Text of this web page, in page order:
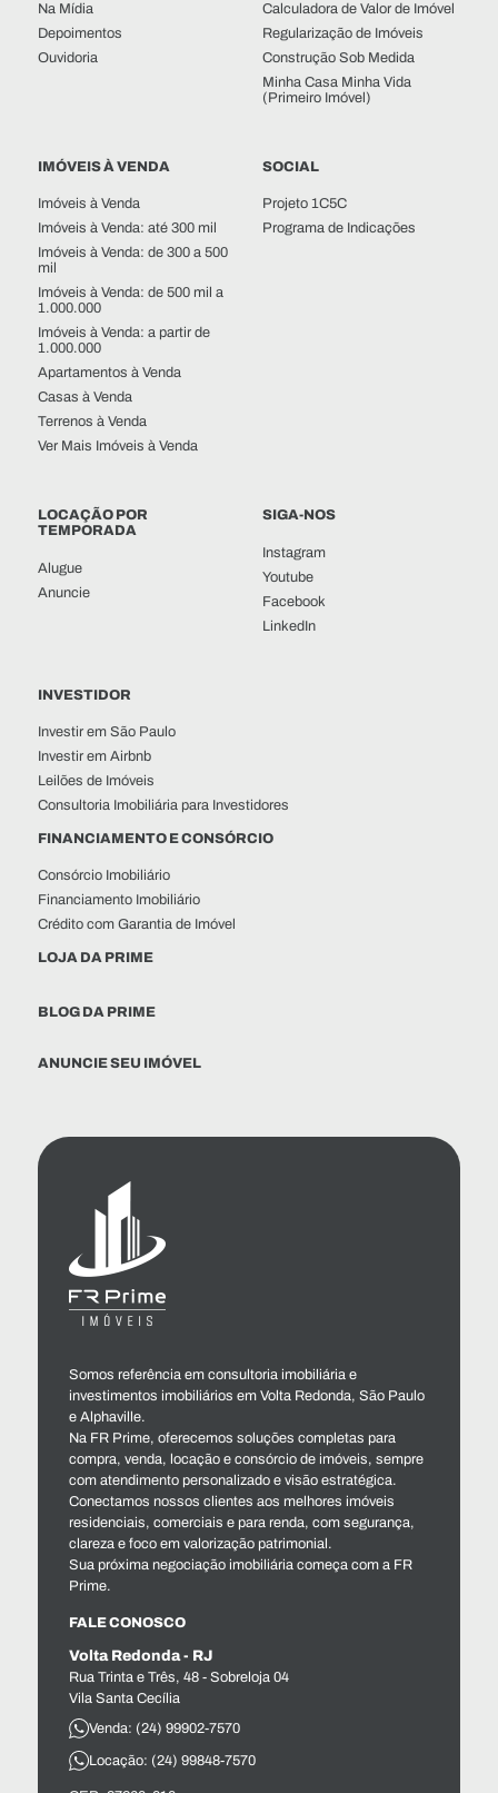
Na Mídia
Depoimentos
Ouvidoria
Calculadora de Valor de Imóvel
Regularização de Imóveis
Construção Sob Medida
Minha Casa Minha Vida
(Primeiro Imóvel)
IMÓVEIS À VENDA
Imóveis à Venda
Imóveis à Venda: até 300 mil
Imóveis à Venda: de 300 a 500
mil
Imóveis à Venda: de 500 mil a
1.000.000
Imóveis à Venda: a partir de
1.000.000
Apartamentos à Venda
Casas à Venda
Terrenos à Venda
Ver Mais Imóveis à Venda
SOCIAL
Projeto 1C5C
Programa de Indicações
LOCAÇÃO POR
TEMPORADA
Alugue
Anuncie
SIGA-NOS
Instagram
Youtube
Facebook
LinkedIn
INVESTIDOR
Investir em São Paulo
Investir em Airbnb
Leilões de Imóveis
Consultoria Imobiliária para Investidores
FINANCIAMENTO E CONSÓRCIO
Consórcio Imobiliário
Financiamento Imobiliário
Crédito com Garantia de Imóvel
LOJA DA PRIME
BLOG DA PRIME
ANUNCIE SEU IMÓVEL
Somos referência em consultoria imobiliária e
investimentos imobiliários em Volta Redonda, São Paulo
e Alphaville.
Na FR Prime, oferecemos soluções completas para
compra, venda, locação e consórcio de imóveis, sempre
com atendimento personalizado e visão estratégica.
Conectamos nossos clientes aos melhores imóveis
residenciais, comerciais e para renda, com segurança,
clareza e foco em valorização patrimonial.
Sua próxima negociação imobiliária começa com a FR
Prime.
FALE CONOSCO
Volta Redonda - RJ
Rua Trinta e Três, 48 - Sobreloja 04
Vila Santa Cecília
Venda: (24) 99902-7570
Locação: (24) 99848-7570